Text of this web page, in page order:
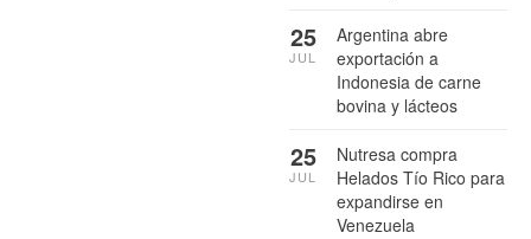
Argentina abre
exportación a
Indonesia de carne
bovina y lácteos
25
JUL
Nutresa compra
Helados Tío Rico para
expandirse en
Venezuela
25
JUL